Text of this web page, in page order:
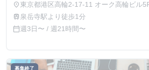
place東京都港区高輪2-17-11 オーク高輪ビル
train 泉岳寺駅より徒歩1分
calendar_today週3日〜 / 週21時間〜
募集終了